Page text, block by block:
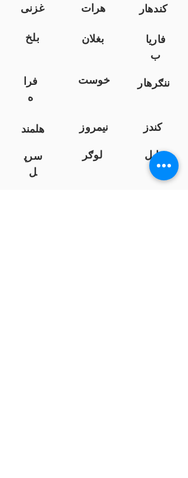
غزنی هرات
کندهار
بلخ
بغلان
فاریا
ب
فرا
ه
خوست ننګرهار
هلمند نیمروز
کندز
سرپ
ل
لوګر زابل